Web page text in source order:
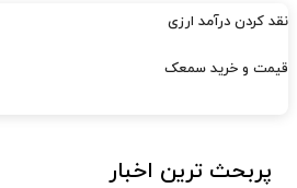
نقد کردن درآمد ارزی
قیمت و خرید سمعک
پربحث ترین اخبار